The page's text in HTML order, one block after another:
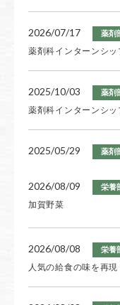
病院ふれあいSpecial
2026/07/21 栄養
NST新聞 夏号
2026/07/17 薬剤
薬剤科インターンシッ
2025/10/03 薬剤
薬剤科インターンシッ
2025/05/29 薬剤
2025/05/22
薬剤師 採用試験 2次
2025/03/19 薬剤
第52回 日本集中治療
2026/08/09 栄養
加賀野菜
2026/08/08 栄養
人気の給食の味を再現